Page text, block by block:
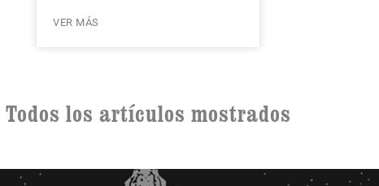
VER MÁS
Todos los artículos mostrados